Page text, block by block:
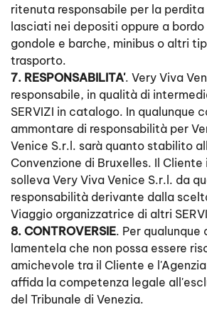
ritenuta responsabile per la
lasciati nei depositi oppure a
gondole e barche, minibus o altri
trasporto.
7. RESPONSABILITA'. Very Viva
responsabile, in qualità di
SERVIZI in catalogo. In qualunque
ammontare di responsabilità per
Venice S.r.l. sarà quanto stabilito
Convenzione di Bruxelles. Il
solleva Very Viva Venice S.r.l. da
responsabilità derivante dalla
Viaggio organizzatrice di altri
8. CONTROVERSIE. Per
lamentela che non possa essere
amichevole tra il Cliente e
affida la competenza legale
del Tribunale di Venezia.